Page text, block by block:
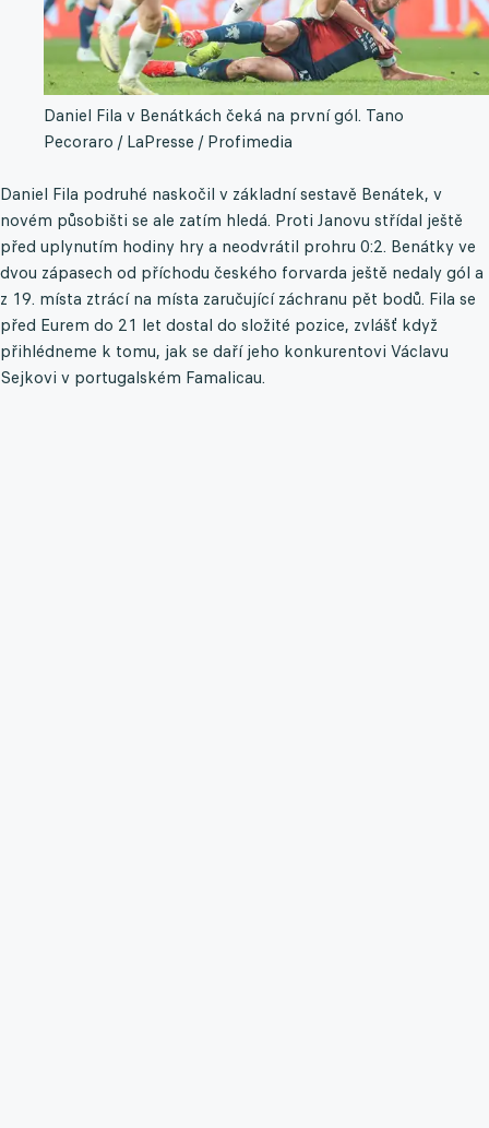
Daniel Fila v Benátkách čeká na první gól. Tano
Pecoraro / LaPresse / Profimedia
Daniel Fila podruhé naskočil v základní sestavě Benátek, v
novém působišti se ale zatím hledá. Proti Janovu střídal ještě
před uplynutím hodiny hry a neodvrátil prohru 0:2. Benátky ve
dvou zápasech od příchodu českého forvarda ještě nedaly gól a
z 19. místa ztrácí na místa zaručující záchranu pět bodů. Fila se
před Eurem do 21 let dostal do složité pozice, zvlášť když
přihlédneme k tomu, jak se daří jeho konkurentovi Václavu
Sejkovi v portugalském Famalicau.